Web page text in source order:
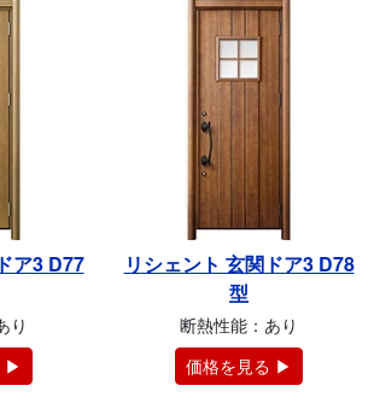
ア3 D77
り
▶
リシェント 玄関ドア3 D78
型
断熱性能：あり
価格を見る ▶